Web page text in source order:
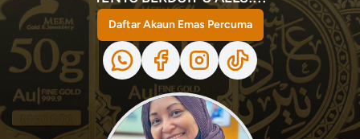
Daftar Akaun Emas Percuma
WhatsappFacebookInstagramTikTok